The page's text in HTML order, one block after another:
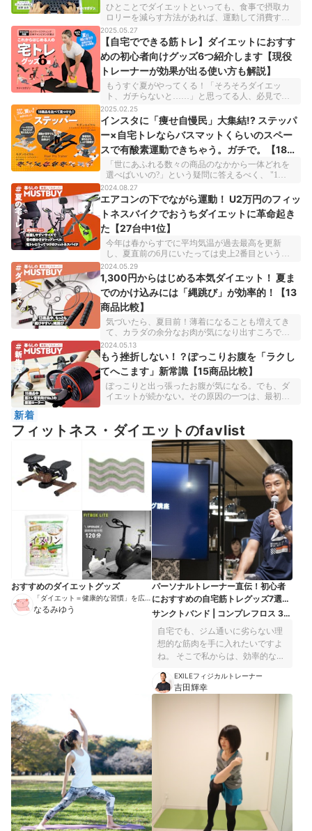
ロンプト付き】
ひとことでダイエットといっても、食事で摂取カ
ロリーを減らす方法があれば、運動して消費する
方法もあります。「こうなったらご飯はサラダチ
キンだけにする！」と、極論に走りがちですが、
それではなかなか続かない。そう言われても夏は
もうすぐそこだし、と焦る前に、まず現実的な目
標をたててみることをおすすめします。例えば
「お盆までに-2kg」ならどうでしょうか。今回
は、商品比較サービス「マイベスト」のフィット
ネス・マタニティ商材担当であり、現役のパーソ
ナルトレーナーでもある前野さんのご助言をもと
に、お盆までに-2kgを実現する“効率的なダイエッ
ト術”をご紹介します。「ダイエット 食事」「ダイ
エット 運動」で検索するのも良いですが「自分に
合っているのか」「効果があるのか」気になって
いるなら必見！「ダイエットで1番痩せる方法」と
までは言いませんが、本気で痩せたい人の手助け
になること間違いなしです。本コンテンツの情報
は公開時点（2025年5月28日）のマイベストの情報
をもとに執筆しております。また、本コンテンツ
内の価格情報はすべて税込みで表記しておりま
す。
2025.05.27
【自宅でできる筋トレ】ダイエットにおすす
めの初心者向けグッズ6つ紹介します【現役
トレーナーが効果が出る使い方も解説】
もうすぐ夏がやってくる！「そろそろダイエッ
ト、ガチらないと……」と思ってる人、必見で
す！今回マイベマガジンでは、自宅で気軽にトレ
ーニングができる、現役トレーナー厳選のおすす
めの宅トレグッズを筋力にあわせた難易度別で紹
介します。「筋力に自信がないから…」「なにか
らはじめればいいかわからない…」「ジムは高い
し通うのが面倒…」なんて人に向けて、選び方の
ポイントと効果を実感できる正しい使い方もトレ
ーナーがしっかり解説！せっかくダイエットする
なら、ただ体重を減らすだけではなく、しっか
り“筋トレしてボディメイク”を！女性も男性も、
まずは1週間でもいいのでチャレンジしていきまし
ょう〜！本コンテンツの情報は公開時点（2025年5
月23日）のマイベストの情報をもとに執筆してお
ります。また、本コンテンツ内の価格情報はすべ
て税込みで表記しております。
2025.02.25
インスタに「痩せ自慢民」大集結!? ステッパ
ー×自宅トレならバスマットくらいのスペー
スで有酸素運動できちゃう。ガチで。【18商
品比較】
「世にあふれる数々の商品のなかから一体どれを
選べばいいの?」という疑問に答えるべく、 "1番い
いもの"を探して日々検証している『マイベスト』
。のべ3万2000点もの商品を使い比べたなかから、
テーマ別にべストバイ・アイテムを紹介していく
のが本特集です。 今回は「#ダイエット」をテー
マに、 ステッパー（足ふみマシーン）18商品の比
較検証で上位になった商品をピックアップ。運動
が苦手でも継続できるダイエットに、帰宅後や休
日の自宅でのトレーニングに、「天気も時間帯も
気にせずに運動したい！」すべての人に注目して
ほしいアイテムです。&nbsp;本コンテンツの情報
は公開時点(2025年2月20日)のマイベストの情報を
もとに執筆しております。また、本コンテンツ内
の価格情報はすべて税込みで表記しております。
2024.08.27
エアコンの下でながら運動！ U2万円のフィッ
トネスバイクでおうちダイエットに革命起き
た【27台中1位】
今年は春からすでに平均気温が過去最高を更新
し、夏直前の6月にいたっては史上2番目という暑
さでした。「夏までにやせる！」と豪語したもの
の暑くて外に出られずダイエットは停滞。それど
ころか、夏休みの旅行や帰省時においしいものを
たらふく食べた結果、逆に太ってしまったという
人も少なくないのでは。そんな人に向けた今日の
マストバイは、エアコンのきいた自宅で、好きな
ときにスマホやTVを見ながら全身運動ができるフ
ィットネスバイク。使ったことがない人は、ジム
にある大型のものを想像するかもしれませんが、
家庭用のフィットネスバイクはコンパクトで静
か。しかも家に置くことで、さまざまなメリット
があるんです。そこで今回は、『マイベスト』の
フィットネスバイク27台比較で最高評価だった1台
を、普段ほとんど運動しない筆者が体験。使用し
マイベストの情報をもとに執筆しております。ま
た、本コンテンツ内の価格情報はすべて税込みで
表記しております。
2024.05.29
1,300円からはじめる本気ダイエット！ 夏ま
でのかけ込みには「縄跳び」が効率的！【13
商品比較】
気づいたら、夏目前！薄着になることも増えてき
て、カラダの余分なお肉が気になり出すころで
す。なんとか落としたいけど、本格的なトレーニ
ングはハードルが高い……。忙しくてそんなに時
間はかけられない……。となかなか重い腰が上が
らないという人も多いですよね。そんな人におす
すめしたいのが、子どもの頃によく使ったあの
「縄跳び」。手軽だからこそ侮りがちですが、こ
びってどれも一緒じゃないの？100均じゃダメな
の？と思いますよね。でも今回、13商品を跳び比
べてみたところ、実は商品ごとに細部の工夫があ
り、跳びやすさや回しやすさといった「当たり
前」と思いがちのところに差があることがわかり
ました。そんな当然ともいえる「飛びやすい・回
しやすい・使いやすい」の三拍子すべてそろった
No.1アイテムが「SUPLI」の縄跳び。ここから
は、「夏前の追い込みをかけられる」マストバイ
をご紹介します！本コンテンツの情報は公開時点
（2024年5月24日）のマイベストの情報をもとに執
筆しております。また、本コンテンツ内の価格情
報はすべて税込で表記しております。
2024.05.13
もう挫折しない！？ぽっこりお腹を「ラクし
てへこます」新常識【15商品比較】
ぽっこりと出っ張ったお腹が気になる。でも、ダ
イエットが続かない。その原因の一つは、最初か
の腹筋より負荷をかけられるトレーニングアイテ
ムとして人気な一方、実際に使ってみると、ガチ
負荷すぎて初心者にはかなりキツイ&amp;結果続か
なくなるアイテムの代表でもあります。しかし、
人気の15商品の検証を繰り返す中で「トレーニン
グ派向き」とは逆に「ハードルを下げる」ことを
目的とした逸品を発見しました。それが「ラクし
てお腹をへこます」を実現するマストバイ、MRG
JAPAN「BODY RAJA ｜ プランク用腹筋ローラ
ー」です。本コンテンツの情報は公開時点（2024
年3月29日）のマイベストの情報をもとに執筆して
おります。また、本コンテンツ内の価格情報はす
べて税込で表記しております。
新着
フィットネス・ダイエットのfavlist
おすすめのダイエットグッズ
「ダイエット＝健康的な習慣」を広め
る伝道師
なるみゆう
パーソナルトレーナー直伝！初心者
におすすめの自宅筋トレグッズ7選
【これがあればジム通い不要】
サンクトバンド | コンプレフロス 3イ
ンチ （エクストラヘビー）
自宅でも、ジム通いに劣らない理
想的な筋肉を手に入れたいですよ
ね。 そこで私からは、効率的な筋
ルやサプリメントをご紹介しま
す！
EXILEフィジカルトレーナー
吉田輝幸